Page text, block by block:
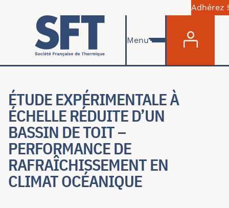
Aller au contenu principal
Adhérez !
Menu
ÉTUDE EXPÉRIMENTALE À
ÉCHELLE RÉDUITE D’UN
BASSIN DE TOIT –
PERFORMANCE DE
RAFRAÎCHISSEMENT EN
CLIMAT OCÉANIQUE